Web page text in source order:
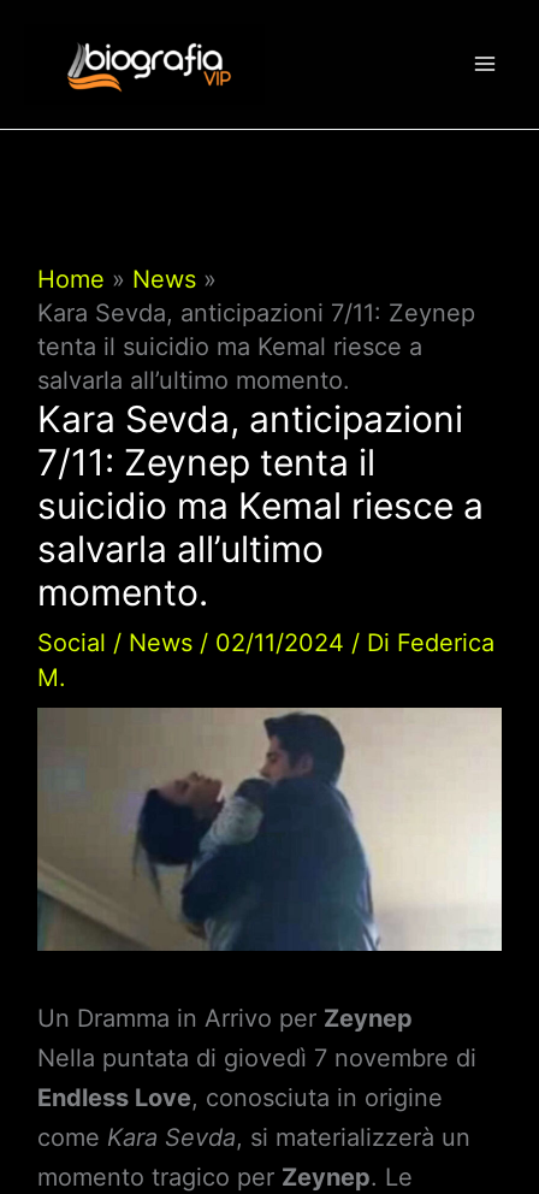
contenuto
Home
News
Kara Sevda, anticipazioni 7/11: Zeynep
tenta il suicidio ma Kemal riesce a
salvarla all’ultimo momento.
Kara Sevda, anticipazioni
7/11: Zeynep tenta il
suicidio ma Kemal riesce a
salvarla all’ultimo
momento.
Social / News/ 02/11/2024 / Di Federica
M.
Un Dramma in Arrivo per Zeynep
Nella puntata di giovedì 7 novembre di
Endless Love, conosciuta in origine
come Kara Sevda, si materializzerà un
momento tragico per Zeynep. Le